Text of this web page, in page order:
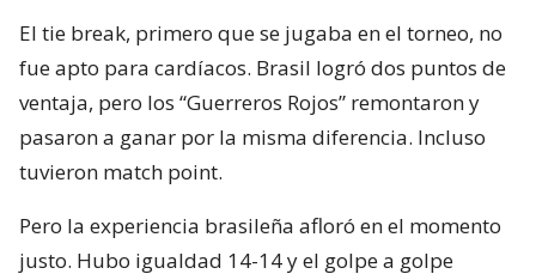
El tie break, primero que se jugaba en el torneo, no
fue apto para cardíacos. Brasil logró dos puntos de
ventaja, pero los “Guerreros Rojos” remontaron y
pasaron a ganar por la misma diferencia. Incluso
tuvieron match point.
Pero la experiencia brasileña afloró en el momento
justo. Hubo igualdad 14-14 y el golpe a golpe